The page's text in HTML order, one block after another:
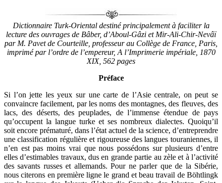
Dictionnaire Turk-Oriental destiné principalement à faciliter la
lecture des ouvrages de Bâber, d’Aboul-Gâzi et Mir-Ali-Chir-Nevâï
par M. Pavet de Courteille, professeur au Collège de France, Paris,
imprimé par l’ordre de l’empereur, A l’Imprimerie impériale, 1870
XIX, 562 pages
Préface
Si l’on jette les yeux sur une carte de l’Asie centrale, on peut se
convaincre facilement, par les noms des montagnes, des fleuves, des
lacs, des déserts, des peuplades, de l’immense étendue de pays
qu’occupent la langue turke et ses nombreux dialectes. Quoiqu’il
soit encore prématuré, dans l’état actuel de la science, d’entreprendre
une classification régulière et rigoureuse des langues touraniennes, il
n’en est pas moins vrai que nous possédons sur plusieurs d’entre
elles d’estimables travaux, dus en grande partie au zèle et à l’activité
des savants russes et allemands. Pour ne parler que de la Sibérie,
nous citerons en première ligne le grand et beau travail de Böhtlingk